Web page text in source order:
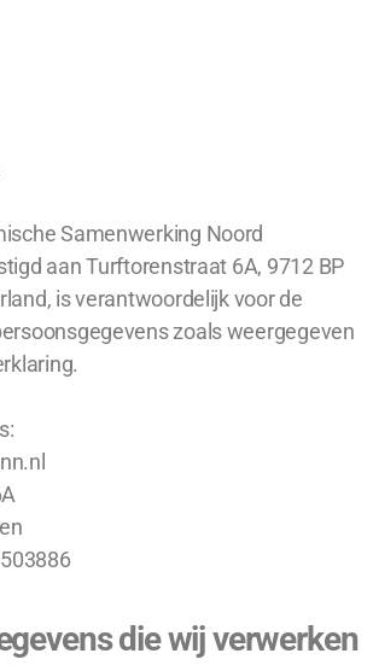
Samenwerking Noord
aan Turftorenstraat 6A, 9712 BP
is verantwoordelijk voor de
zoals weergegeven
die wij verwerken